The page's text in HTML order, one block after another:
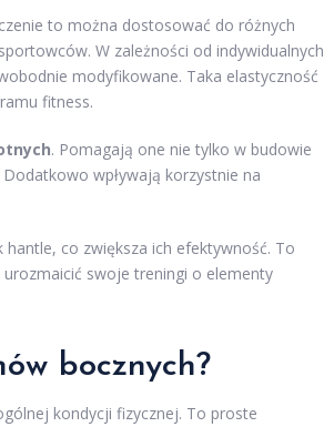
to można dostosować do różnych
W zależności od indywidualnych
modyfikowane. Taka elastyczność
fitness.
. Pomagają one nie tylko w budowie
wpływają korzystnie na
co zwiększa ich efektywność. To
swoje treningi o elementy
bocznych?
kondycji fizycznej. To proste